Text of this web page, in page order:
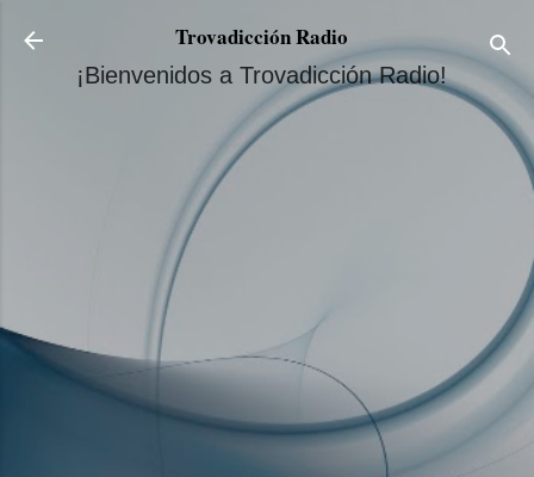
Ir al contenido principal
Trovadicción Radio
¡Bienvenidos a Trovadicción Radio!